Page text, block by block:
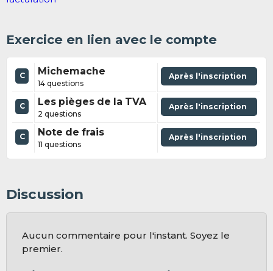
Exercice en lien avec le compte
C Michemache
14 questions
Après l'inscription
C Les pièges de la TVA
2 questions
Après l'inscription
C Note de frais
11 questions
Après l'inscription
Discussion
Aucun commentaire pour l'instant. Soyez le
premier.